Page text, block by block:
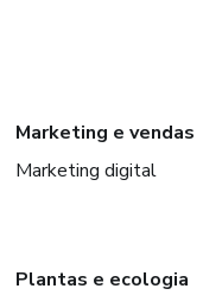
Marketing e vendas
Marketing digital
Plantas e ecologia